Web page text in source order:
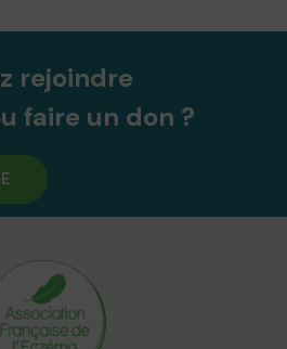
rejoindre
faire un don ?